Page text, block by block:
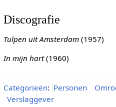
Discografie
Tulpen uit Amsterdam(1957)
In mijn hart(1960)
Categorieën: Personen
Verslaggever